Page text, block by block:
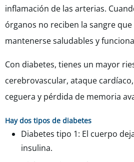
inflamación de las arterias.
órganos no reciben la sangre
mantenerse saludables y
Con diabetes, tienes un mayor
cerebrovascular, ataque
ceguera y pérdida de memoria
Hay dos tipos de diabetes
Diabetes tipo 1: El cuerpo
insulina.